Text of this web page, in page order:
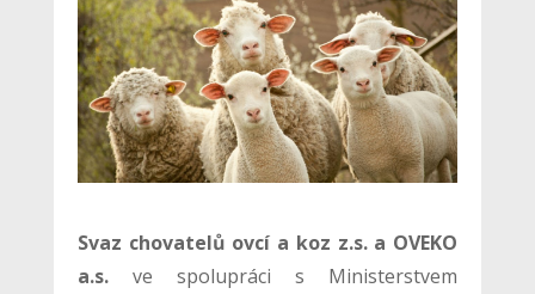
Svaz chovatelů ovcí a koz z.s. a OVEKO
a.s.ve spolupráci s Ministerstvem